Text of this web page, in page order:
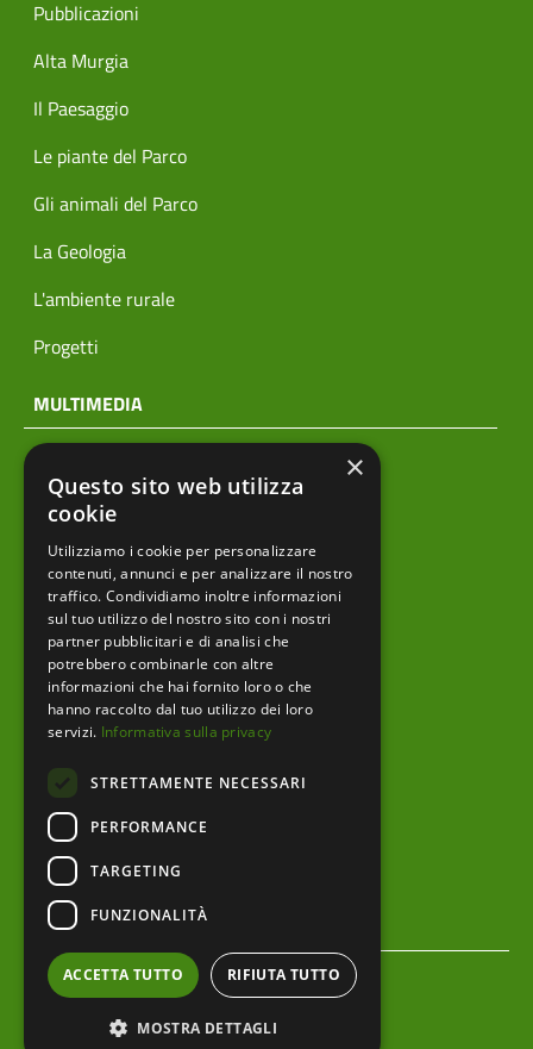
Pubblicazioni
Alta Murgia
Il Paesaggio
Le piante del Parco
Gli animali del Parco
La Geologia
L'ambiente rurale
Progetti
MULTIMEDIA
Archivio news
Prodotti editoriali
menu footer
Ente
Amministrazione trasparente
Bandi e Avvisi
Area riservata
Servizi al cittadino
menu bottom footer
Privacy Policy
Cookie Policy
×
Questo sito web utilizza
cookie
Utilizziamo i cookie per personalizzare
contenuti, annunci e per analizzare il nostro
traffico. Condividiamo inoltre informazioni
sul tuo utilizzo del nostro sito con i nostri
partner pubblicitari e di analisi che
potrebbero combinarle con altre
informazioni che hai fornito loro o che
hanno raccolto dal tuo utilizzo dei loro
servizi. Informativa sulla privacy
STRETTAMENTE NECESSARI
PERFORMANCE
TARGETING
FUNZIONALITÀ
ACCETTA TUTTO RIFIUTA TUTTO
MOSTRA DETTAGLI